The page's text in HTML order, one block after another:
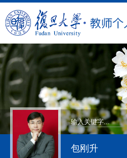
包刚升